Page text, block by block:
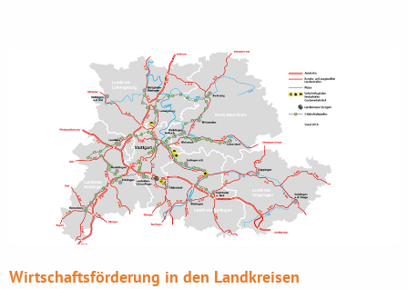
Wirtschaftsförderung in den Landkreisen